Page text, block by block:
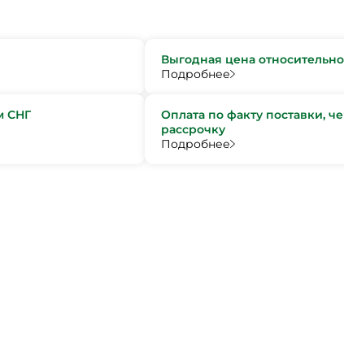
Выгодная цена
Подробнее
СНГ
Оплата по факту поставки,
рассрочку
Подробнее